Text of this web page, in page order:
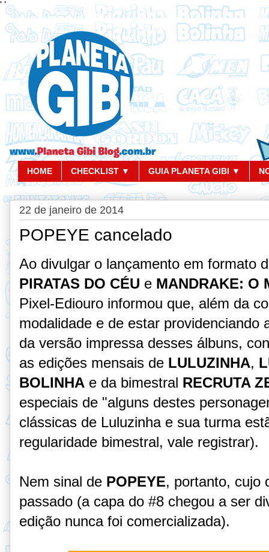
' '
HOME CHECKLIST ▼ GUIA PLANETA GIBI ▼
22 de janeiro de 2014
POPEYE cancelado
Ao divulgar o lançamento em formato
PIRATAS DO CÉU e MANDRAKE: O
Pixel-Ediouro informou que, além da
modalidade e de estar providenciando
da versão impressa desses álbuns,
as edições mensais de LULUZINHA,
BOLINHA e da bimestral RECRUTA
especiais de "alguns destes
clássicas de Luluzinha e sua turma
regularidade bimestral, vale registrar).
Nem sinal de POPEYE, portanto, cujo
passado (a capa do #8 chegou a ser
edição nunca foi comercializada).